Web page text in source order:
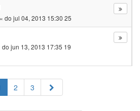
« do jul 04, 2013 15:30 25
do jun 13, 2013 17:35 19
2 3 Volgende